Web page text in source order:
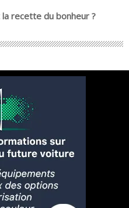
recette du bonheur ?